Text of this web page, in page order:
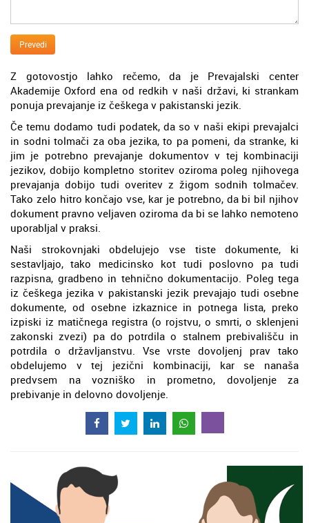
Prevedi
Z gotovostjo lahko rečemo, da je Prevajalski center
Akademije Oxford ena od redkih v naši državi, ki strankam
ponuja prevajanje iz češkega v pakistanski jezik.
Če temu dodamo tudi podatek, da so v naši ekipi prevajalci
in sodni tolmači za oba jezika, to pa pomeni, da stranke, ki
jim je potrebno prevajanje dokumentov v tej kombinaciji
jezikov, dobijo kompletno storitev oziroma poleg njihovega
prevajanja dobijo tudi overitev z žigom sodnih tolmačev.
Tako zelo hitro končajo vse, kar je potrebno, da bi bil njihov
dokument pravno veljaven oziroma da bi se lahko nemoteno
uporabljal v praksi.
Naši strokovnjaki obdelujejo vse tiste dokumente, ki
sestavljajo, tako medicinsko kot tudi poslovno pa tudi
razpisna, gradbeno in tehnično dokumentacijo. Poleg tega
iz češkega jezika v pakistanski jezik prevajajo tudi osebne
dokumente, od osebne izkaznice in potnega lista, preko
izpiski iz matičnega registra (o rojstvu, o smrti, o sklenjeni
zakonski zvezi) pa do potrdila o stalnem prebivališču in
potrdila o državljanstvu. Vse vrste dovoljenj prav tako
obdelujemo v tej jezični kombinaciji, kar se nanaša
predvsem na vozniško in prometno, dovoljenje za
prebivanje in delovno dovoljenje.